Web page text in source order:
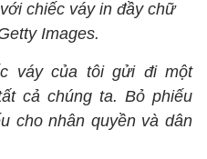
chiếc váy in đầy chữ
Images.
váy của tôi gửi đi một
cả chúng ta. Bỏ phiếu
cho nhân quyền và dân